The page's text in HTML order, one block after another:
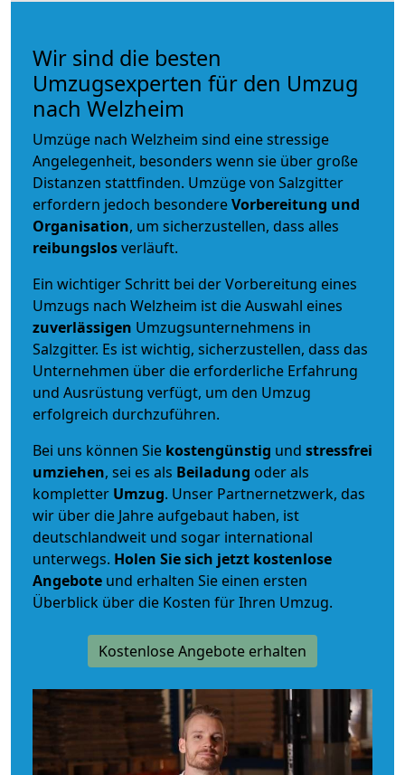
Wir sind die besten
Umzugsexperten für den Umzug
nach Welzheim
Umzüge nach Welzheim sind eine stressige
Angelegenheit, besonders wenn sie über große
Distanzen stattfinden. Umzüge von Salzgitter
erfordern jedoch besondereVorbereitung und
Organisation, um sicherzustellen, dass alles
reibungslosverläuft.
Ein wichtiger Schritt bei der Vorbereitung eines
Umzugs nach Welzheim ist die Auswahl eines
zuverlässigen Umzugsunternehmens in
Salzgitter. Es ist wichtig, sicherzustellen, dass das
Unternehmen über die erforderliche Erfahrung
und Ausrüstung verfügt, um den Umzug
erfolgreich durchzuführen.
Bei uns können Sie kostengünstig und stressfrei
umziehen, sei es als Beiladung oder als
kompletter Umzug. Unser Partnernetzwerk, das
wir über die Jahre aufgebaut haben, ist
deutschlandweit und sogar international
unterwegs. Holen Sie sich jetzt kostenlose
Angebote und erhalten Sie einen ersten
Überblick über die Kosten für Ihren Umzug.
Kostenlose Angebote erhalten